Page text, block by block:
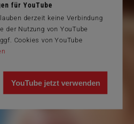
für YouTube
derzeit keine Verbindung
der Nutzung von YouTube
Cookies von YouTube
YouTube jetzt verwenden